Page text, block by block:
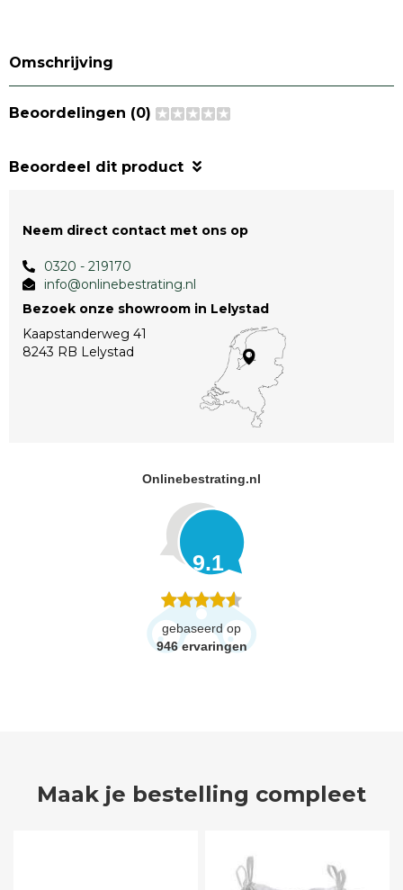
Omschrijving
Beoordelingen (0)
Beoordeel dit product
Neem direct contact met ons op
0320 - 219170
info@onlinebestrating.nl
Bezoek onze showroom in Lelystad
Kaapstanderweg 41
8243 RB Lelystad
Onlinebestrating.nl
9.1
gebaseerd op
946 ervaringen
Maak je bestelling compleet